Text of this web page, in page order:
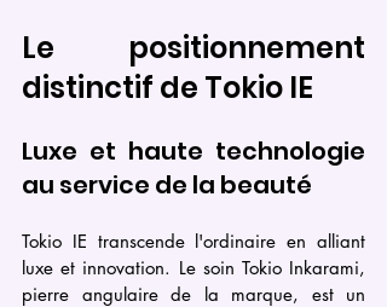
Le positionnement
distinctif de Tokio IE
Luxe et haute technologie
au service de la beauté
Tokio IE transcende l'ordinaire en alliant
luxe et innovation. Le soin Tokio Inkarami,
pierre angulaire de la marque, est un